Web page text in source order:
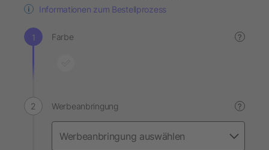
Informationen zum Bestellprozess
Farbe ?
Werbeanbringung ?